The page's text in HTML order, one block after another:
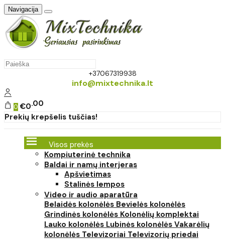
Navigacija
+37067319938
info@mixtechnika.lt
0 €0 00
Prekių krepšelis tuščias!
Visos prekės
Kompiuterinė technika
Baldai ir namų interjeras
Apšvietimas
Stalinės lempos
Video ir audio aparatūra
Belaidės kolonėlės Bevielės kolonėlės
Grindinės kolonėlės Kolonėlių komplektai
Lauko kolonėlės Lubinės kolonėlės Vakarėlių
kolonėlės Televizoriai Televizorių priedai